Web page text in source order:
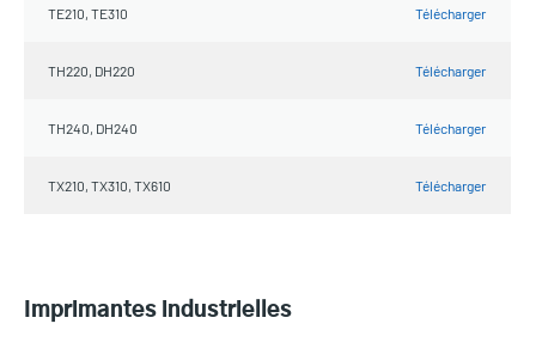
TE210, TE310 Télécharger
TH220, DH220 Télécharger
TH240, DH240 Télécharger
TX210, TX310, TX610 Télécharger
Imprimantes industrielles